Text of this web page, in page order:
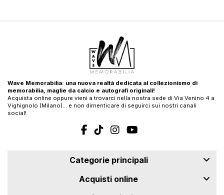
Wave Memorabilia: una nuova realtà dedicata al collezionismo di
memorabilia, maglie da calcio e autografi originali!
Acquista online oppure vieni a trovarci nella nostra sede di Via Venino 4 a
Vighignolo (Milano)… e non dimenticare di seguirci sui nostri canali
social!
Categorie principali
Acquisti online